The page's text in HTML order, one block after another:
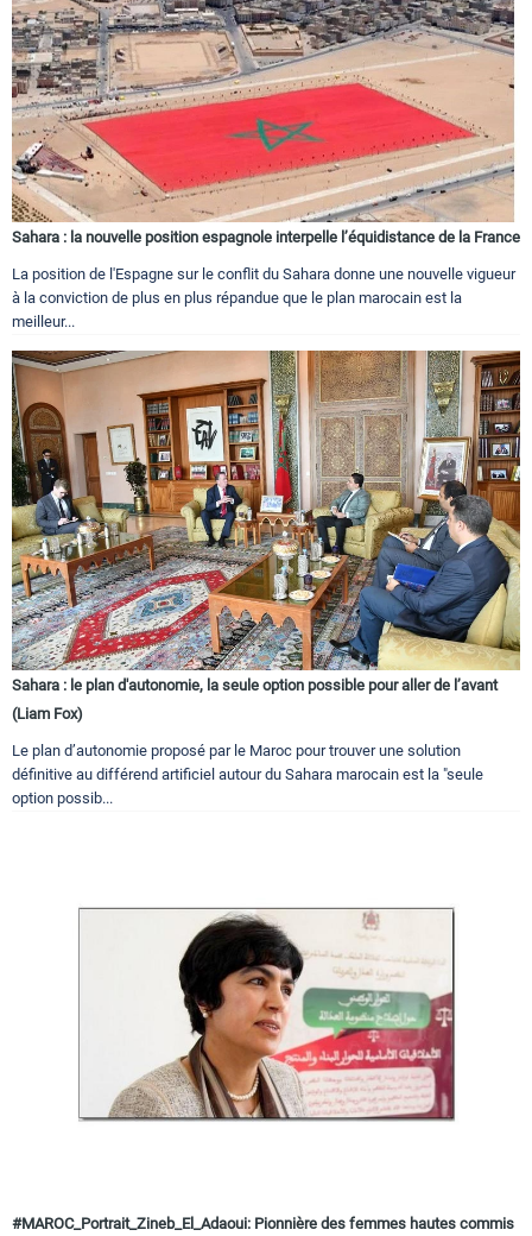
Sahara : la nouvelle position espagnole interpelle l’équidistance de la France
La position de l'Espagne sur le conflit du Sahara donne une nouvelle vigueur
à la conviction de plus en plus répandue que le plan marocain est la
meilleur...
Sahara : le plan d'autonomie, la seule option possible pour aller de l’avant
(Liam Fox)
Le plan d’autonomie proposé par le Maroc pour trouver une solution
définitive au différend artificiel autour du Sahara marocain est la "seule
option possib...
#MAROC_Portrait_Zineb_El_Adaoui: Pionnière des femmes hautes commis